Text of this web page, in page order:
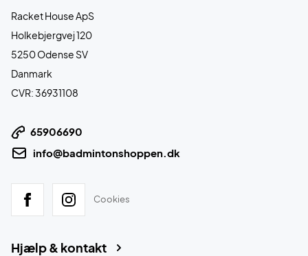
Racket House ApS
Holkebjergvej 120
5250 Odense SV
Danmark
CVR: 36931108
65906690
info@badmintonshoppen.dk
Cookies
Hjælp & kontakt